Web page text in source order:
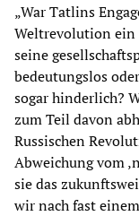
„War Tatlins
Weltrevolution ein
seine
bedeutungslos
sogar hinderlich?
zum Teil davon
Russischen
Abweichung vom
sie das
wir nach fast